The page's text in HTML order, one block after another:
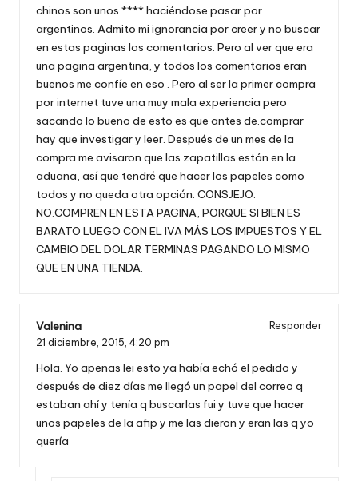
chinos son unos **** haciéndose pasar por
argentinos. Admito mi ignorancia por creer y no buscar
en estas paginas los comentarios. Pero al ver que era
una pagina argentina, y todos los comentarios eran
buenos me confíe en eso . Pero al ser la primer compra
por internet tuve una muy mala experiencia pero
sacando lo bueno de esto es que antes de.comprar
hay que investigar y leer. Después de un mes de la
compra me.avisaron que las zapatillas están en la
aduana, así que tendré que hacer los papeles como
todos y no queda otra opción. CONSJEJO:
NO.COMPREN EN ESTA PAGINA, PORQUE SI BIEN ES
BARATO LUEGO CON EL IVA MÁS LOS IMPUESTOS Y EL
CAMBIO DEL DOLAR TERMINAS PAGANDO LO MISMO
QUE EN UNA TIENDA.
Valenina
Responder
21 diciembre, 2015, 4:20 pm
Hola. Yo apenas lei esto ya había echó el pedido y
después de diez días me llegó un papel del correo q
estaban ahí y tenía q buscarlas fui y tuve que hacer
unos papeles de la afip y me las dieron y eran las q yo
quería